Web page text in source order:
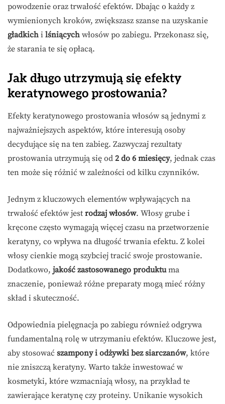
powodzenie oraz trwałość efektów. Dbając o każdy z
wymienionych kroków, zwiększasz szanse na uzyskanie
gładkich i lśniących włosów po zabiegu. Przekonasz się,
że starania te się opłacą.
Jak długo utrzymują się efekty
keratynowego prostowania?
Efekty keratynowego prostowania włosów są jednymi z
najważniejszych aspektów, które interesują osoby
decydujące się na ten zabieg. Zazwyczaj rezultaty
prostowania utrzymują się od 2 do 6 miesięcy, jednak czas
ten może się różnić w zależności od kilku czynników.
Jednym z kluczowych elementów wpływających na
trwałość efektów jest rodzaj włosów. Włosy grube i
kręcone często wymagają więcej czasu na przetworzenie
keratyny, co wpływa na długość trwania efektu. Z kolei
włosy cienkie mogą szybciej tracić swoje prostowanie.
Dodatkowo, jakość zastosowanego produktuma
znaczenie, ponieważ różne preparaty mogą mieć różny
skład i skuteczność.
Odpowiednia pielęgnacja po zabiegu również odgrywa
fundamentalną rolę w utrzymaniu efektów. Kluczowe jest,
aby stosować szampony i odżywki bez siarczanów, które
nie zniszczą keratyny. Warto także inwestować w
kosmetyki, które wzmacniają włosy, na przykład te
zawierające keratynę czy proteiny. Unikanie wysokich